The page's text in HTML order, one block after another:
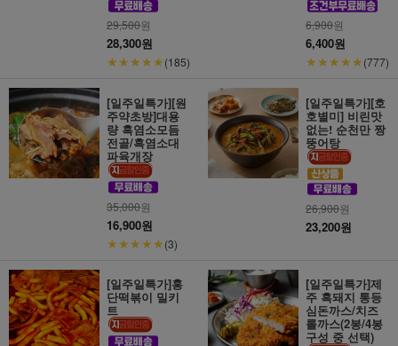
29,500원
28,300원
★★★★★(185)
6,900원
6,400원
★★★★★(777)
[일주일특가][원
주약초방]대용
량 흑염소모듬
전골/흑염소대
파육개장
35,000원
16,900원
★★★★★(3)
[일주일특가][호
호별미] 비린맛
없는! 순천만 짱
뚱어탕
26,900원
23,200원
[일주일특가]홍
단떡볶이 밀키
트
[일주일특가]제
주 흑돼지 통등
심돈까스/치즈
롤까스(2봉/4봉
구성 중 선택)